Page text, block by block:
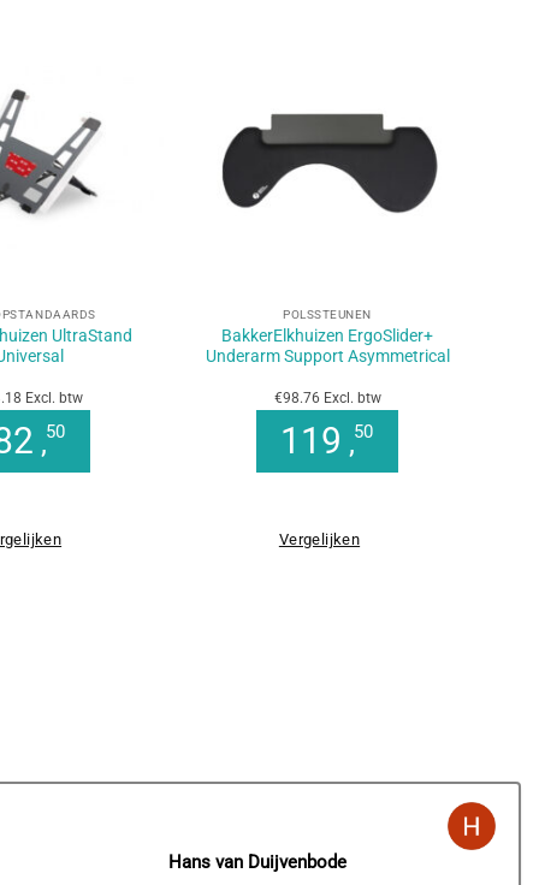
UltraStand
Excl. btw
,50
POLSSTEUNEN
BakkerElkhuizen ErgoSlider+
Underarm Support Asymmetrical
€98.76 Excl. btw
119 ,50
Vergelijken
Hans van Duijvenbode